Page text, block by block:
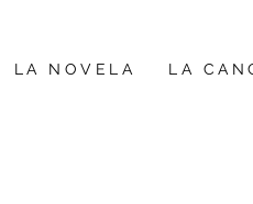
LA NOVELA LA